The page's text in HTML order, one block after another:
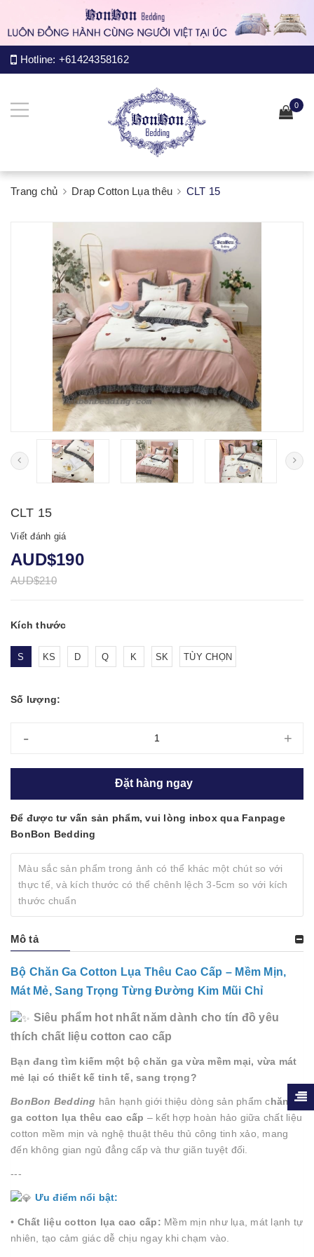
Hotline: +61424358162
0
Trang chủ Drap Cotton Lụa thêu CLT 15
CLT 15
Viết đánh giá
AUD$190
AUD$210
Kích thước
S KS D Q K SK TÙY CHỌN
Số lượng:
- +
Đặt hàng ngay
Để được tư vấn sản phẩm, vui lòng inbox qua Fanpage
BonBon Bedding
Màu sắc sản phẩm trong ảnh có thể khác một chút so với
thực tế, và kích thước có thể chênh lệch 3-5cm so với kích
thước chuẩn
Mô tả
Bộ Chăn Ga Cotton Lụa Thêu Cao Cấp – Mềm Mịn,
Mát Mẻ, Sang Trọng Từng Đường Kim Mũi Chỉ
Siêu phẩm hot nhất năm dành cho tín đồ yêu
thích chất liệu cotton cao cấp
Bạn đang tìm kiếm một bộ chăn ga vừa mềm mại, vừa mát
mẻ lại có thiết kế tinh tế, sang trọng?
BonBon Bedding hân hạnh giới thiệu dòng sản phẩm chăn
ga cotton lụa thêu cao cấp – kết hợp hoàn hảo giữa chất liệu
cotton mềm mịn và nghệ thuật thêu thủ công tinh xảo, mang
đến không gian ngủ đẳng cấp và thư giãn tuyệt đối.
---
Ưu điểm nổi bật:
• Chất liệu cotton lụa cao cấp: Mềm mịn như lụa, mát lạnh tự
nhiên, tạo cảm giác dễ chịu ngay khi chạm vào.